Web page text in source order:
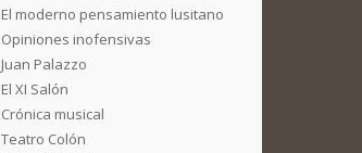
El moderno pensamiento lusitano
Opiniones inofensivas
Juan Palazzo
El XI Salón
Crónica musical
Teatro Colón